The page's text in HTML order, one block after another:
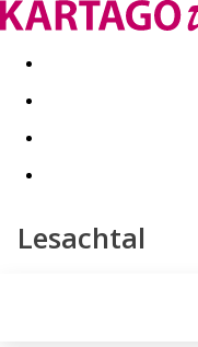
Last minute
Lesachtal